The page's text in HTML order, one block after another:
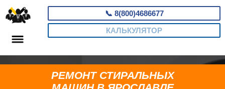
📞 8(800)4686677
КАЛЬКУЛЯТОР
РЕМОНТ СТИРАЛЬНЫХ